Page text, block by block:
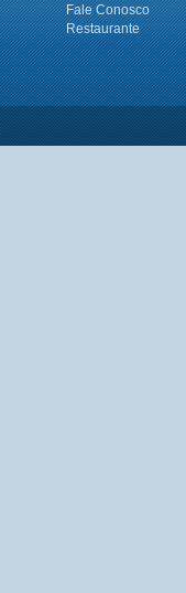
Fale Conosco
Restaurante